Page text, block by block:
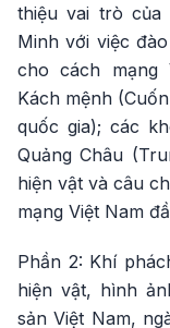
thiệu vai trò
Minh với việc
cho cách mạng
Kách mệnh
quốc gia); các
Quảng Châu
hiện vật và câu
mạng Việt Nam
Phần 2: Khí
hiện vật, hình
sản Việt Nam,